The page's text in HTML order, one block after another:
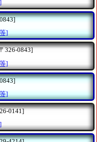
]
326-0843]
]
]
0141]